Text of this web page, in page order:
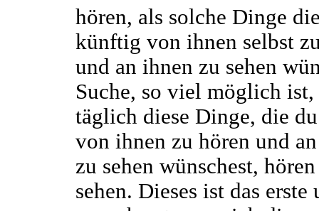
hören, als solche Dinge
künftig von ihnen selbst
und an ihnen zu sehen
Suche, so viel möglich ist,
täglich diese Dinge, die
von ihnen zu hören und
zu sehen wünschest,
sehen. Dieses ist das erste